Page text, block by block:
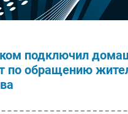
подключил
по обращению